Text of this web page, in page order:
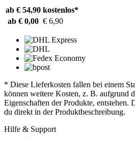
ab € 54,90 kostenlos*
ab € 0,00 € 6,90
* Diese Lieferkosten fallen bei einem
können weitere Kosten, z. B. aufgrund
Eigenschaften der Produkte, entstehen.
du direkt in der Produktbeschreibung.
Hilfe & Support